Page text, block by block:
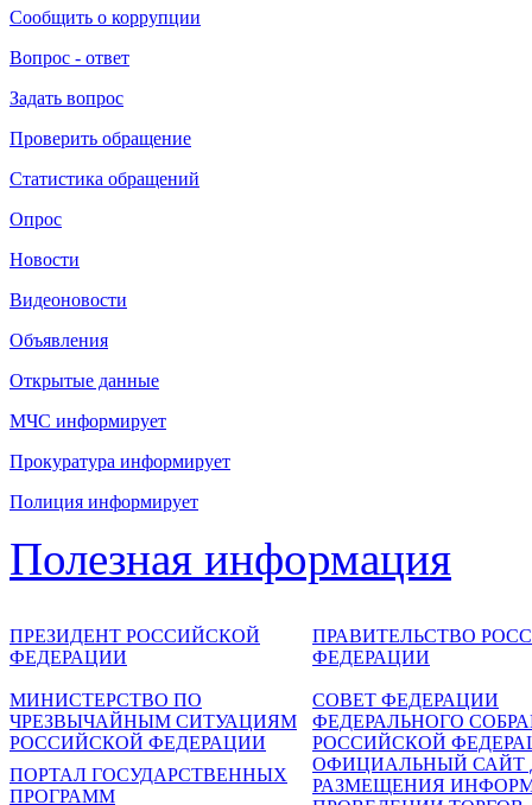
Сообщить о коррупции
Вопрос - ответ
Задать вопрос
Проверить обращение
Статистика обращений
Опрос
Новости
Видеоновости
Объявления
Открытые данные
МЧС информирует
Прокуратура информирует
Полиция информирует
Полезная информация
ПРЕЗИДЕНТ РОССИЙСКОЙ
ФЕДЕРАЦИИ
ПРАВИТЕЛЬСТВО
ФЕДЕРАЦИИ
МИНИСТЕРСТВО ПО
ЧРЕЗВЫЧАЙНЫМ СИТУАЦИЯМ
РОССИЙСКОЙ ФЕДЕРАЦИИ
СОВЕТ ФЕДЕРАЦИИ
ФЕДЕРАЛЬНОГО
РОССИЙСКОЙ
ПОРТАЛ ГОСУДАРСТВЕННЫХ
ПРОГРАММ
ОФИЦИАЛЬНЫЙ САЙТ
РАЗМЕЩЕНИЯ